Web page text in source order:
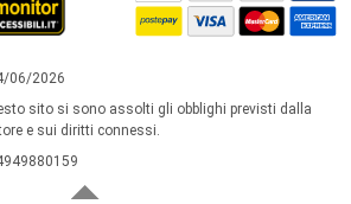
06/2026
sito si sono assolti gli obblighi previsti dalla
e sui diritti connessi.